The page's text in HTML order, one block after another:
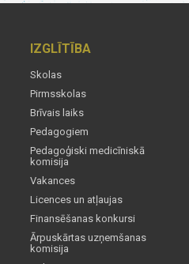
IZGLĪTĪBA
Skolas
Pirmsskolas
Brīvais laiks
Pedagogiem
Pedagoģiski medicīniskā
komisija
Vakances
Licences un atļaujas
Finansēšanas konkursi
Ārpuskārtas uzņemšanas
komisija